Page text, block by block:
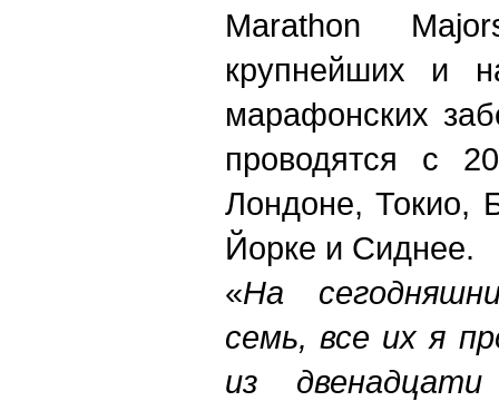
Marathon
крупнейших и
марафонских
проводятся с
Лондоне, Токио,
Йорке и Сиднее.
«На
семь, все их я
из